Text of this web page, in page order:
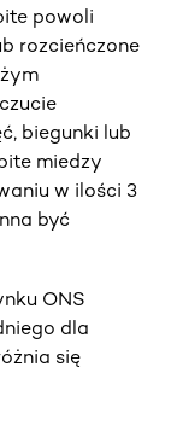
powoli
rozcieńczone
biegunki lub
miedzy
w ilości 3
być
ONS
dla
się